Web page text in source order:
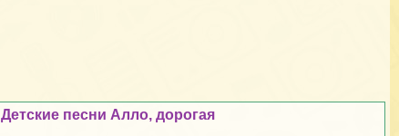
Детские песни Алло, дорогая